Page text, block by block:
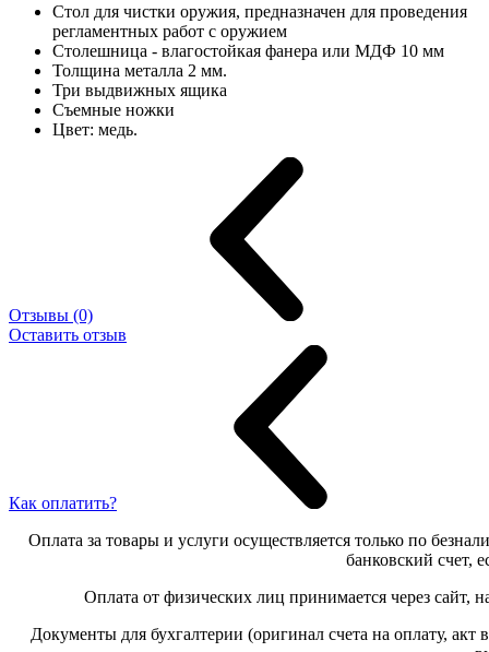
Стол для чистки оружия, предназначен для проведения
регламентных работ с оружием
Столешница - влагостойкая фанера или МДФ 10 мм
Толщина металла 2 мм.
Три выдвижных ящика
Съемные ножки
Цвет: медь.
Отзывы (0)
Оставить отзыв
Как оплатить?
Оплата за товары и услуги осуществляется только по
банковский счет,
Оплата от физических лиц принимается через сайт,
Документы для бухгалтерии (оригинал счета на оплату,